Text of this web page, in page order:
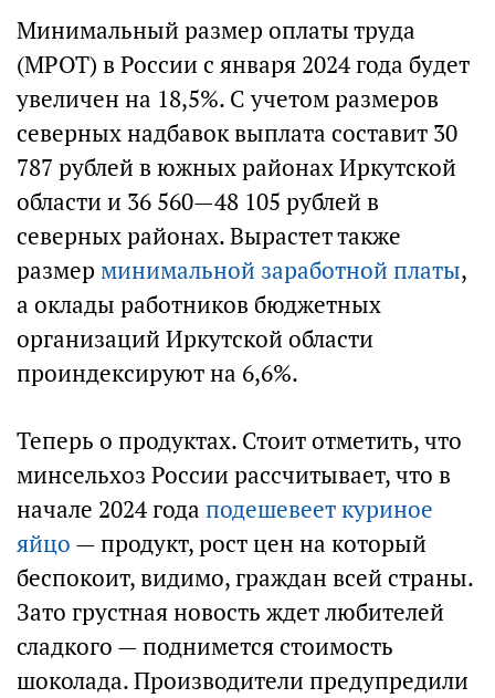
Минимальный размер оплаты труда
(МРОТ) в России с января 2024 года будет
увеличен на 18,5%. С учетом размеров
северных надбавок выплата составит 30
787 рублей в южных районах Иркутской
области и 36 560—48 105 рублей в
северных районах. Вырастет также
размер минимальной заработной платы,
а оклады работников бюджетных
организаций Иркутской области
проиндексируют на 6,6%.
Теперь о продуктах. Стоит отметить, что
минсельхоз России рассчитывает, что в
начале 2024 года подешевеет куриное
яйцо — продукт, рост цен на который
беспокоит, видимо, граждан всей страны.
Зато грустная новость ждет любителей
сладкого — поднимется стоимость
шоколада. Производители предупредили